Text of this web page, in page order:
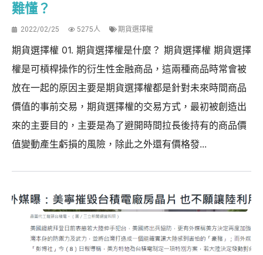
難懂？
2022/02/25 5275人 期貨選擇權
期貨選擇權 01. 期貨選擇權是什麼？ 期貨選擇權 期貨選擇
權是可槓桿操作的衍生性金融商品，這兩種商品時常會被
放在一起的原因主要是期貨選擇權都是針對未來時間商品
價值的事前交易，期貨選擇權的交易方式，最初被創造出
來的主要目的，主要是為了避開時間拉長後持有的商品價
值變動產生虧損的風險，除此之外還有價格發...